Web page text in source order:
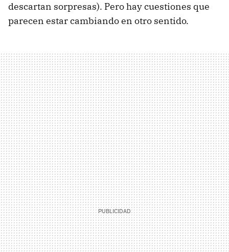
descartan sorpresas). Pero hay cuestiones que
parecen estar cambiando en otro sentido.